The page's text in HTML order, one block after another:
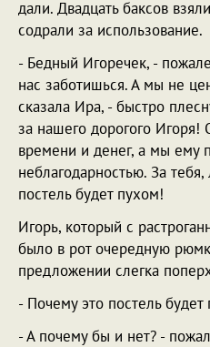
дали. Двадцать баксов
содрали за использование.
- Бедный Игоречек, -
нас заботишься. А мы не
сказала Ира, - быстро
за нашего дорогого Игоря!
времени и денег, а мы ему
неблагодарностью. За
постель будет пухом!
Игорь, который с
было в рот очередную
предложении слегка
- Почему это постель
- А почему бы и нет? -